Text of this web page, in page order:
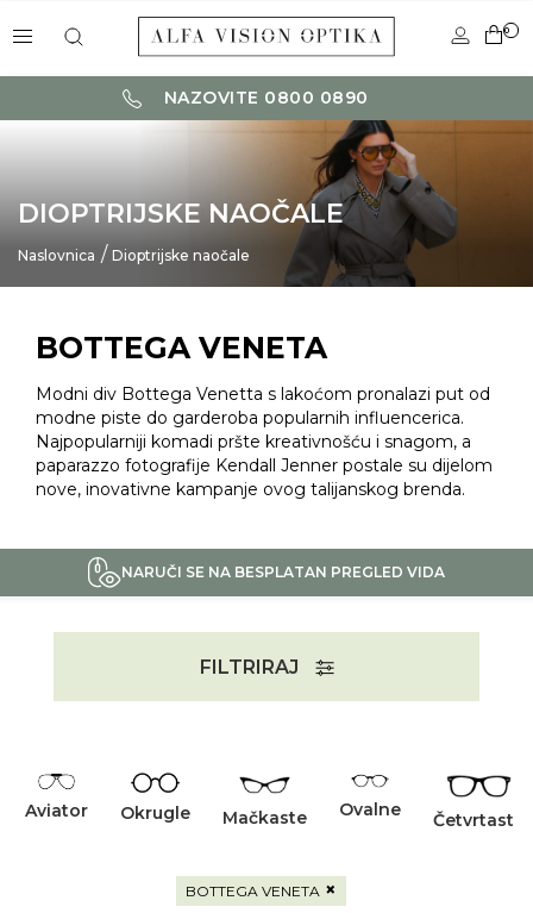
0
NAZOVITE 0800 0890
DIOPTRIJSKE NAOČALE
Naslovnica Dioptrijske naočale
BOTTEGA VENETA
Modni div Bottega Venetta s lakoćom pronalazi put od
modne piste do garderoba popularnih influencerica.
Najpopularniji komadi pršte kreativnošću i snagom, a
paparazzo fotografije Kendall Jenner postale su dijelom
nove, inovativne kampanje ovog talijanskog brenda.
NARUČI SE NA BESPLATAN PREGLED VIDA
FILTRIRAJ
Aviator Okrugle Mačkaste Ovalne Četvrtaste
BOTTEGA VENETA ×